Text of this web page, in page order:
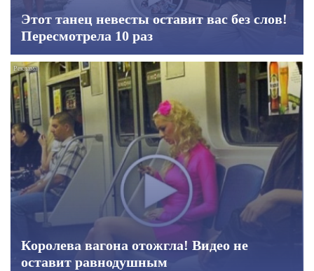
Этот танец невесты оставит вас без слов!
Пересмотрела 10 раз
Королева вагона отожгла! Видео не
оставит равнодушным